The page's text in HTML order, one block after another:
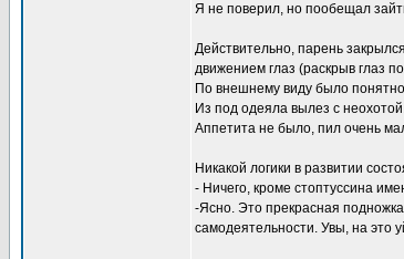
Я не поверил, но пообещал
Действительно, парень
движением глаз (раскрыв глаз
По внешнему виду было
Из под одеяла вылез с
Аппетита не было, пил очень
Никакой логики в развитии
- Ничего, кроме стоптуссина
-Ясно. Это прекрасная
самодеятельности. Увы, на это